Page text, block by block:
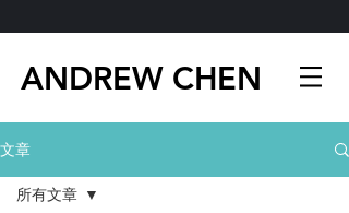
ANDREW CHEN
文章
所有文章